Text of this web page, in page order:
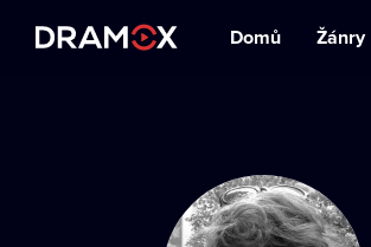
Domů Žánry